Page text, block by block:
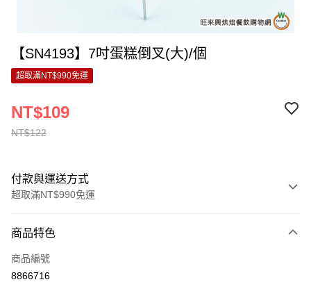
【SN4193】7吋蛋糕倒叉(大)/個
超取滿NT$990免運
NT$122
NT$109
付款與運送方式
超取滿NT$990免運
信用卡一次付款
超商取貨付款
商品特色
商品編號
8866716